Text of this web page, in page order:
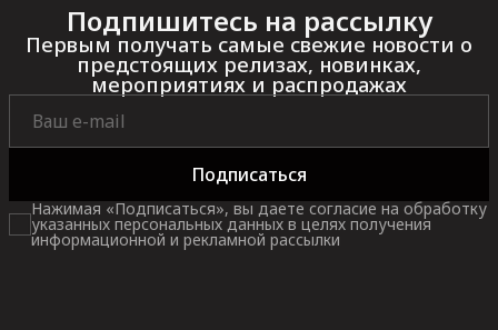
Подпишитесь на рассылку
Первым получать самые свежие новости о
предстоящих релизах, новинках,
мероприятиях и распродажах
Подписаться
Нажимая «Подписаться», вы даете согласие на обработку
указанных персональных данных в целях получения
информационной и рекламной рассылки